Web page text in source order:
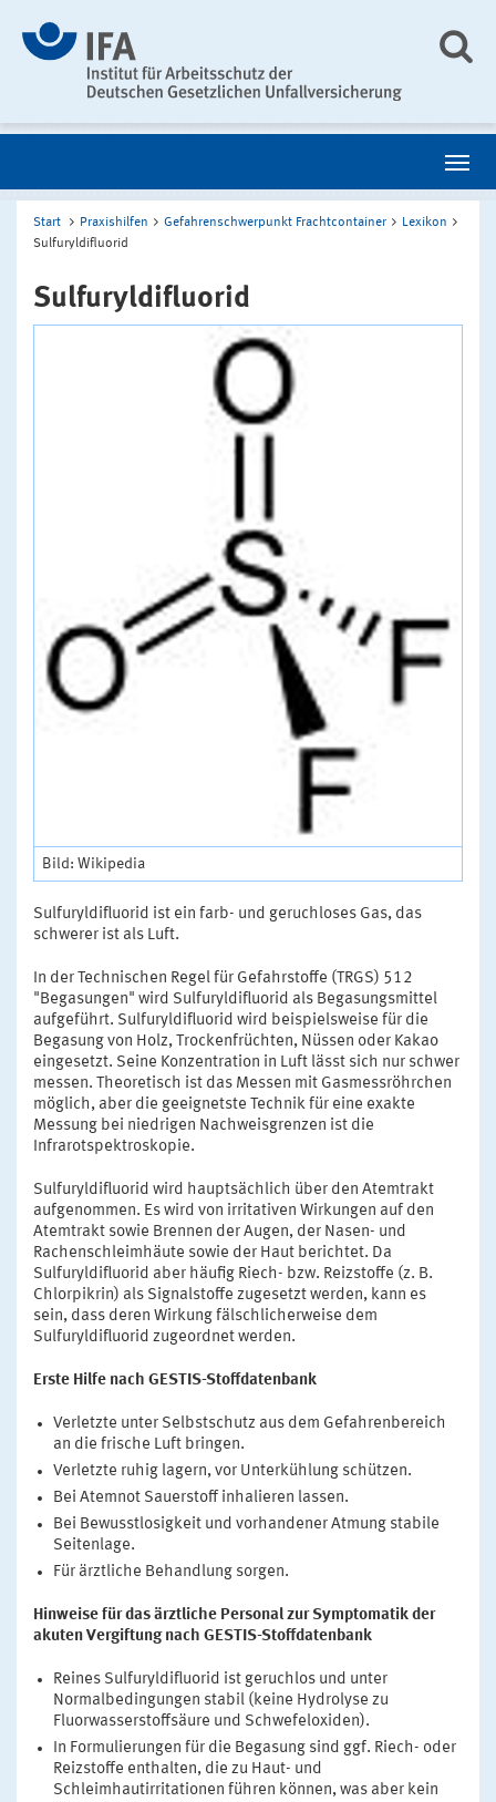
Start Praxishilfen Gefahrenschwerpunkt Frachtcontainer
Lexikon
Sulfuryldifluorid
Sulfuryldifluorid
Bild: Wikipedia
Sulfuryldifluorid ist ein farb- und geruchloses Gas, das
schwerer ist als Luft.
In der Technischen Regel für Gefahrstoffe (TRGS) 512
"Begasungen" wird Sulfuryldifluorid als Begasungsmittel
aufgeführt. Sulfuryldifluorid wird beispielsweise für die
Begasung von Holz, Trockenfrüchten, Nüssen oder Kakao
eingesetzt. Seine Konzentration in Luft lässt sich nur schwer
messen. Theoretisch ist das Messen mit Gasmessröhrchen
möglich, aber die geeignetste Technik für eine exakte
Messung bei niedrigen Nachweisgrenzen ist die
Infrarotspektroskopie.
Sulfuryldifluorid wird hauptsächlich über den Atemtrakt
aufgenommen. Es wird von irritativen Wirkungen auf den
Atemtrakt sowie Brennen der Augen, der Nasen- und
Rachenschleimhäute sowie der Haut berichtet. Da
Sulfuryldifluorid aber häufig Riech- bzw. Reizstoffe (z. B.
Chlorpikrin) als Signalstoffe zugesetzt werden, kann es
sein, dass deren Wirkung fälschlicherweise dem
Sulfuryldifluorid zugeordnet werden.
Erste Hilfe nach GESTIS-Stoffdatenbank
Verletzte unter Selbstschutz aus dem Gefahrenbereich
an die frische Luft bringen.
Verletzte ruhig lagern, vor Unterkühlung schützen.
Bei Atemnot Sauerstoff inhalieren lassen.
Bei Bewusstlosigkeit und vorhandener Atmung stabile
Seitenlage.
Für ärztliche Behandlung sorgen.
Hinweise für das ärztliche Personal zur Symptomatik der
akuten Vergiftung nach GESTIS-Stoffdatenbank
Reines Sulfuryldifluorid ist geruchlos und unter
Normalbedingungen stabil (keine Hydrolyse zu
Fluorwasserstoffsäure und Schwefeloxiden).
In Formulierungen für die Begasung sind ggf. Riech- oder
Reizstoffe enthalten, die zu Haut- und
Schleimhautirritationen führen können, was aber kein